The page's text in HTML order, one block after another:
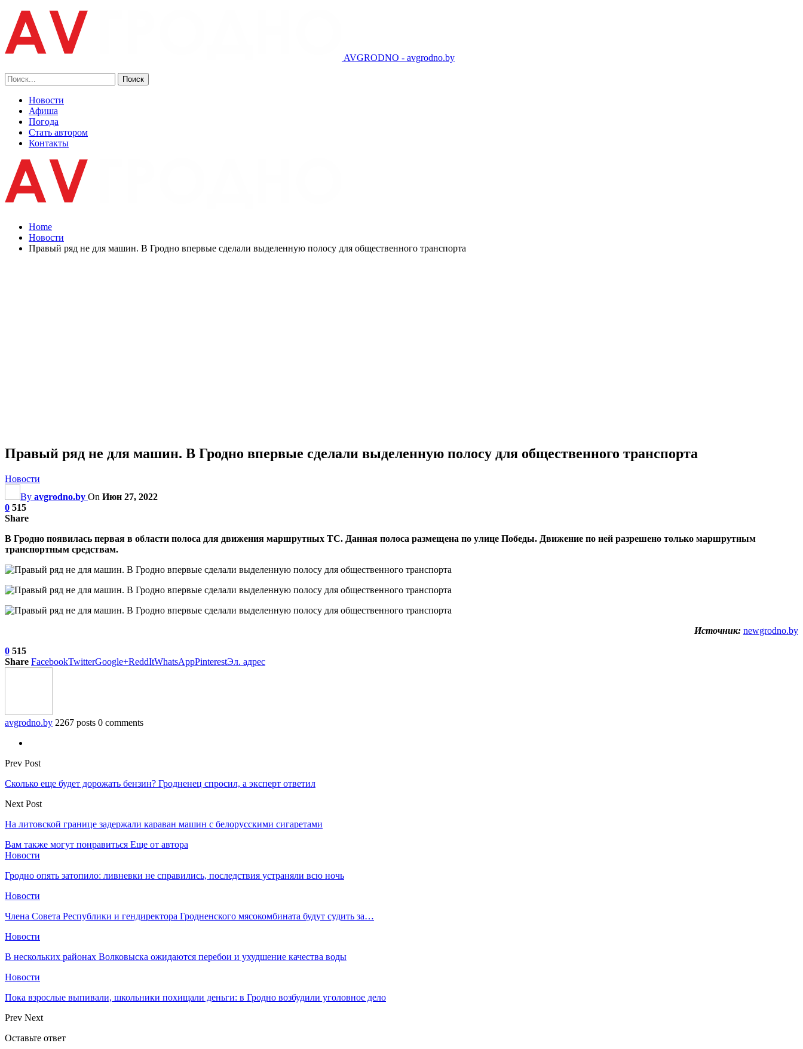
AVGRODNO - avgrodno.by
Новости
Афиша
Погода
Стать автором
Контакты
Home
Новости
Правый ряд не для машин. В Гродно впервые сделали выделенную полосу для общественного транспорта
Правый ряд не для машин. В Гродно впервые сделали выделенную полосу для общественного транспорта
Новости
By avgrodno.by On Июн 27, 2022
0 515
Share
В Гродно появилась первая в области полоса для движения маршрутных ТС. Данная полоса размещена по улице Победы. Движение по ней разрешено только маршрутным
транспортным средствам.
Источник: newgrodno.by
0 515
Share FacebookTwitterGoogle+ReddItWhatsAppPinterestЭл. адрес
avgrodno.by 2267 posts 0 comments
Prev Post
Сколько еще будет дорожать бензин? Гродненец спросил, а эксперт ответил
Next Post
На литовской границе задержали караван машин с белорусскими сигаретами
Вам также могут понравиться Еще от автора
Новости
Гродно опять затопило: ливневки не справились, последствия устраняли всю ночь
Новости
Члена Совета Республики и гендиректора Гродненского мясокомбината будут судить за…
Новости
В нескольких районах Волковыска ожидаются перебои и ухудшение качества воды
Новости
Пока взрослые выпивали, школьники похищали деньги: в Гродно возбудили уголовное дело
Prev Next
Оставьте ответ